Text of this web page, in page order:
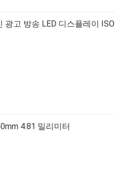
광고 방송 LED 디스플레이 ISO
4.81 밀리미터